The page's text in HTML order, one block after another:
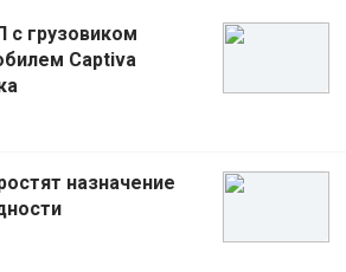
грузовиком
Captiva
назначение